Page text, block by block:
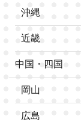
沖縄
近畿
中国・四国
岡山
広島